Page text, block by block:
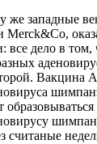
же западные
дело в том,
Вакцина
считаные